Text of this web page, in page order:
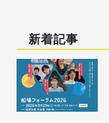
新着記事